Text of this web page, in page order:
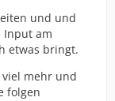
und und
Input am
etwas bringt.
mehr und
folgen